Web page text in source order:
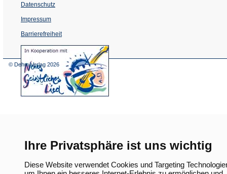
Ihre Privatsphäre ist uns wichtig
Diese Website verwendet Cookies und Targeting
Datenschutz
Impressum
Barrierefreiheit
(Öffnet
in
© Dehm Verlag 2026